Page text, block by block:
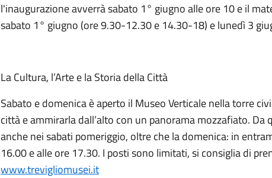
l'inaugurazione avverrà sabato 1° giugno alle ore 10 e il
sabato 1° giugno (ore 9.30-12.30 e 14.30-18) e lunedì 3
La Cultura, l’Arte e la Storia della Città
Sabato e domenica è aperto il Museo Verticale nella torre
città e ammirarla dall’alto con un panorama mozzafiato. Da
anche nei sabati pomeriggio, oltre che la domenica: in
16.00 e alle ore 17.30. I posti sono limitati, si consiglia di
www.trevigliomusei.it